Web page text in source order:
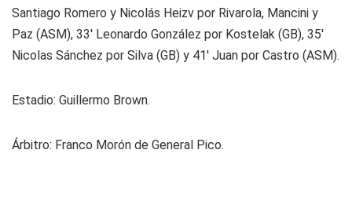
Santiago Romero y Nicolás Heizv por Rivarola, Mancini y
Paz (ASM), 33' Leonardo González por Kostelak (GB), 35'
Nicolas Sánchez por Silva (GB) y 41' Juan por Castro (ASM).
Estadio: Guillermo Brown.
Árbitro: Franco Morón de General Pico.